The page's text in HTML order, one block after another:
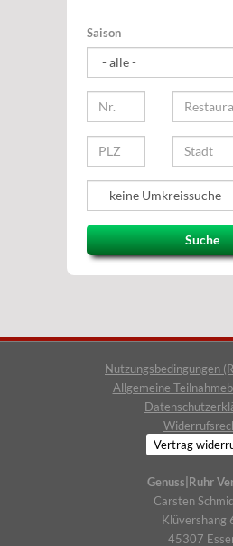
Saison
Suche
Nutzungsbedingungen
Allgemeine
Vertrag
Genuss|Ruhr
Carsten
Klüvershang
45307